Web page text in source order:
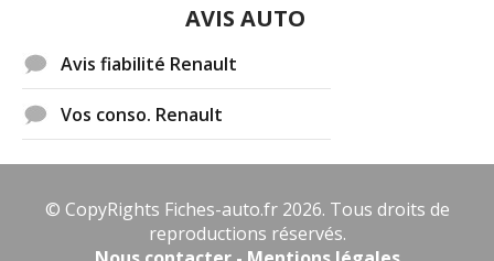
AVIS AUTO
Avis fiabilité Renault
Vos conso. Renault
© CopyRights Fiches-auto.fr 2026. Tous droits de
reproductions réservés.